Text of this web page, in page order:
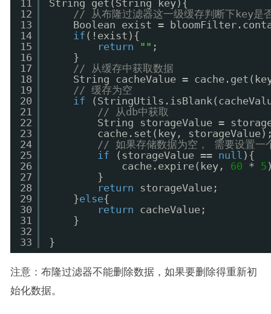
11
12
13
14
15
16
17
18
19
20
21
22
23
24
25
26
27
28
29
30
31
32
33
String get(String key){
// 从布隆过滤器这一级缓存判断下key是
Boolean exist =
if (!exist){
return
"" ;
}
// 从缓存中获取数据
String cacheValue =
// 缓存为空
if
// 从db中获取
String storageValue =
cache.set(key,
// 如果存储数据为空， 需要设置一
if
(storageValue == null ){
cache.expire(key, 60 * 5
}
return
storageValue;
}else{
return
cacheValue;
}
}
注意：布隆过滤器不能删除数据，如果要删除得重新初
始化数据。